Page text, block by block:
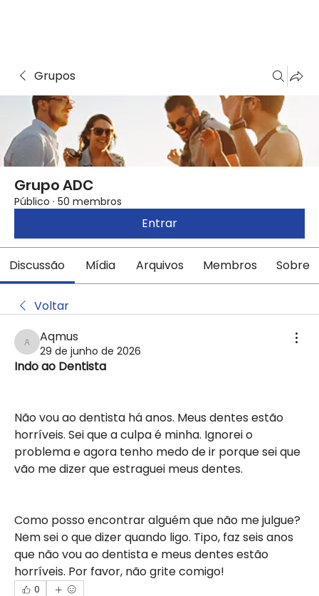
Grupos
Grupo ADC
Público · 50 membros
Entrar
Discussão Mídia Arquivos Membros Sobre
Voltar
Aqmus
Aqmus
29 de junho de 2026
Indo ao Dentista
Não vou ao dentista há anos. Meus dentes estão
horríveis. Sei que a culpa é minha. Ignorei o
problema e agora tenho medo de ir porque sei que
vão me dizer que estraguei meus dentes.
Como posso encontrar alguém que não me julgue?
Nem sei o que dizer quando ligo. Tipo, faz seis anos
que não vou ao dentista e meus dentes estão
horríveis. Por favor, não grite comigo!
0